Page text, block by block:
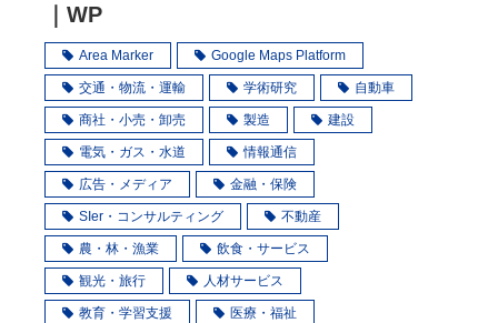
｜WP
Area Marker Google Maps Platform
交通・物流・運輸 学術研究 自動車
商社・小売・卸売 製造 建設
電気・ガス・水道 情報通信
広告・メディア 金融・保険
SIer・コンサルティング 不動産
農・林・漁業 飲食・サービス
観光・旅行 人材サービス
教育・学習支援 医療・福祉